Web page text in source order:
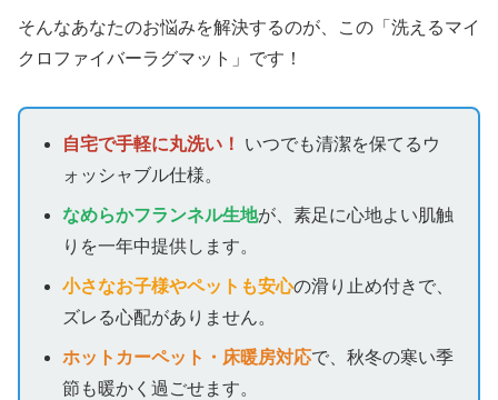
そんなあなたのお悩みを解決するのが、この「洗えるマイ
クロファイバーラグマット」です！
自宅で手軽に丸洗い！
いつでも清潔を保てるウ
ォッシャブル仕様。
なめらかフランネル生地が、素足に心地よい肌触
りを一年中提供します。
小さなお子様やペットも安心の滑り止め付きで、
ズレる心配がありません。
ホットカーペット・床暖房対応で、秋冬の寒い季
節も暖かく過ごせます。